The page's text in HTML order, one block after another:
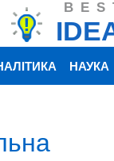
НАУКА